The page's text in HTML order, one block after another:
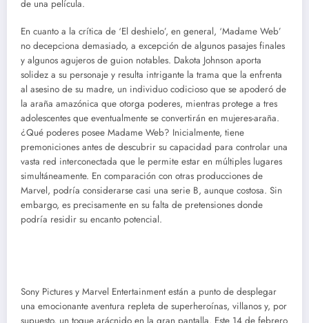
de una película.
En cuanto a la crítica de ‘El deshielo’, en general, ‘Madame Web’
no decepciona demasiado, a excepción de algunos pasajes finales
y algunos agujeros de guion notables. Dakota Johnson aporta
solidez a su personaje y resulta intrigante la trama que la enfrenta
al asesino de su madre, un individuo codicioso que se apoderó de
la araña amazónica que otorga poderes, mientras protege a tres
adolescentes que eventualmente se convertirán en mujeres-araña.
¿Qué poderes posee Madame Web? Inicialmente, tiene
premoniciones antes de descubrir su capacidad para controlar una
vasta red interconectada que le permite estar en múltiples lugares
simultáneamente. En comparación con otras producciones de
Marvel, podría considerarse casi una serie B, aunque costosa. Sin
embargo, es precisamente en su falta de pretensiones donde
podría residir su encanto potencial.
Sony Pictures y Marvel Entertainment están a punto de desplegar
una emocionante aventura repleta de superheroínas, villanos y, por
supuesto, un toque arácnido en la gran pantalla. Este 14 de febrero